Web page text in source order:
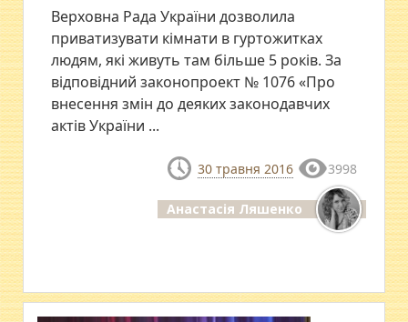
Верховна Рада України дозволила
приватизувати кімнати в гуртожитках
людям, які живуть там більше 5 років. За
відповідний законопроект № 1076 «Про
внесення змін до деяких законодавчих
актів України ...
30 травня 2016 3998
Анастасія Ляшенко